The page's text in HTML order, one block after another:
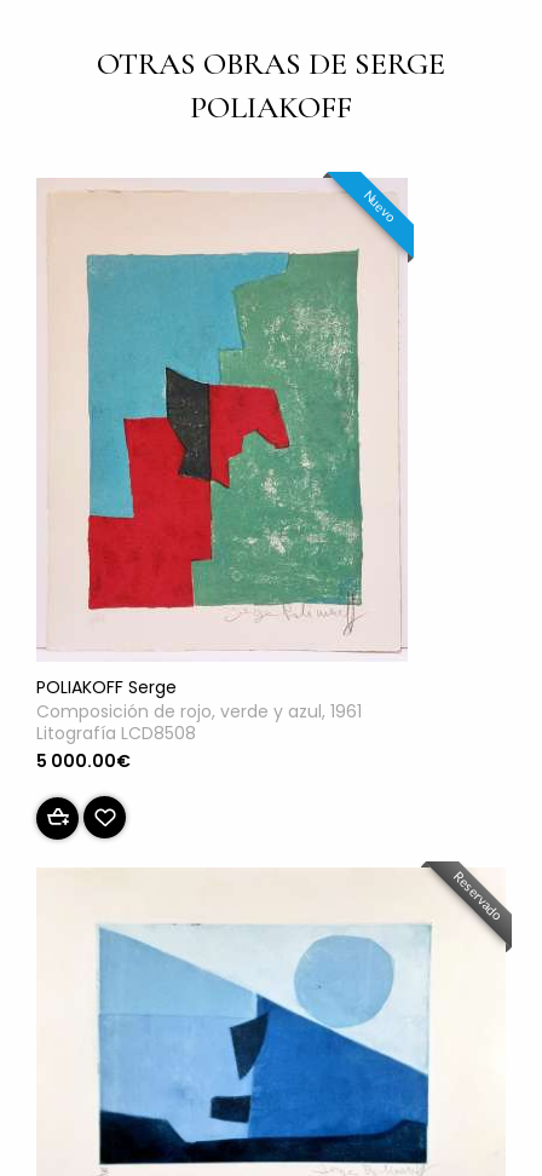
OTRAS OBRAS DE SERGE
POLIAKOFF
Nuevo
POLIAKOFF Serge
Composición de rojo, verde y azul, 1961
Litografía LCD8508
5 000.00€
Reservado